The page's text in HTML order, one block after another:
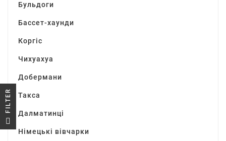
Бульдоги
Бассет-хаунди
Коргіс
Чихуахуа
Добермани
Такса
Далматинці
Німецькі вівчарки
R